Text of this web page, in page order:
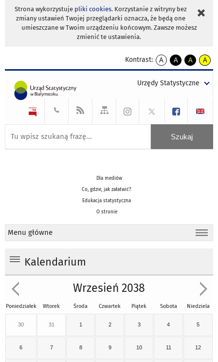
Strona wykorzystuje pliki cookies. Korzystanie z witryny bez
zmiany ustawień Twojej przeglądarki oznacza, że będą one
umieszczane w Twoim urządzeniu końcowym. Zawsze możesz
zmienić te ustawienia.
Kontrast:
A
kontrast
A
kontrast
tekst
czarnym
A
kontrast
tekst
czarnym
A
tekst
żółtym
Urzędy Statystyczne
Dla mediów
Co, gdzie, jak załatwić?
Edukacja statystyczna
O stronie
Menu główne
Kalendarium
Wrzesień 2038
Poniedziałek Wtorek Środa Czwartek Piątek Sobota Niedziela
30 31 1 2 3 4 5
6 7 8 9 10 11 12